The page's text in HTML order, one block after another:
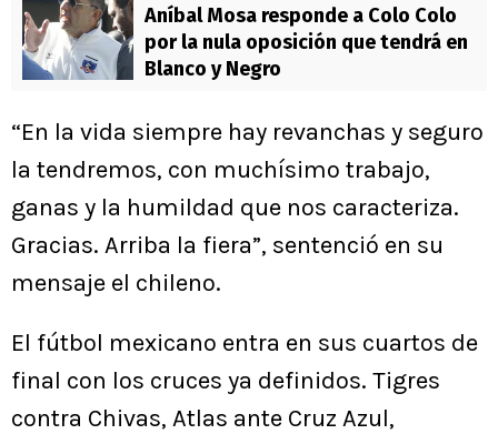
Aníbal Mosa responde a Colo Colo
por la nula oposición que tendrá en
Blanco y Negro
“En la vida siempre hay revanchas y seguro
la tendremos, con muchísimo trabajo,
ganas y la humildad que nos caracteriza.
Gracias. Arriba la fiera”, sentenció en su
mensaje el chileno.
El fútbol mexicano entra en sus cuartos de
final con los cruces ya definidos. Tigres
contra Chivas, Atlas ante Cruz Azul,